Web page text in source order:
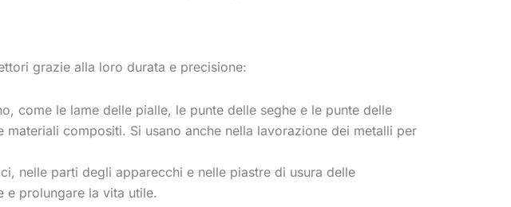
grazie alla loro durata e precisione:
come le lame delle pialle, le punte delle seghe e le punte delle
compositi. Si usano anche nella lavorazione dei metalli per
nelle parti degli apparecchi e nelle piastre di usura delle
e prolungare la vita utile.